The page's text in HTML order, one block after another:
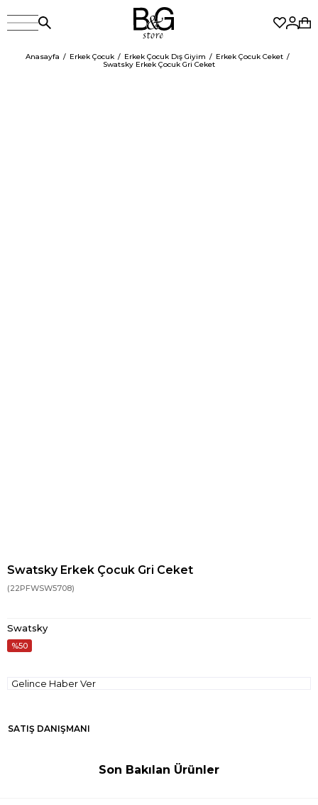
Anasayfa Erkek Çocuk Erkek Çocuk Dış Giyim
Erkek Çocuk Ceket
Swatsky Erkek Çocuk Gri Ceket
Swatsky Erkek Çocuk Gri Ceket
(22PFWSW5708)
Swatsky
50
Gelince Haber Ver
SATIŞ DANIŞMANI
Son Bakılan Ürünler